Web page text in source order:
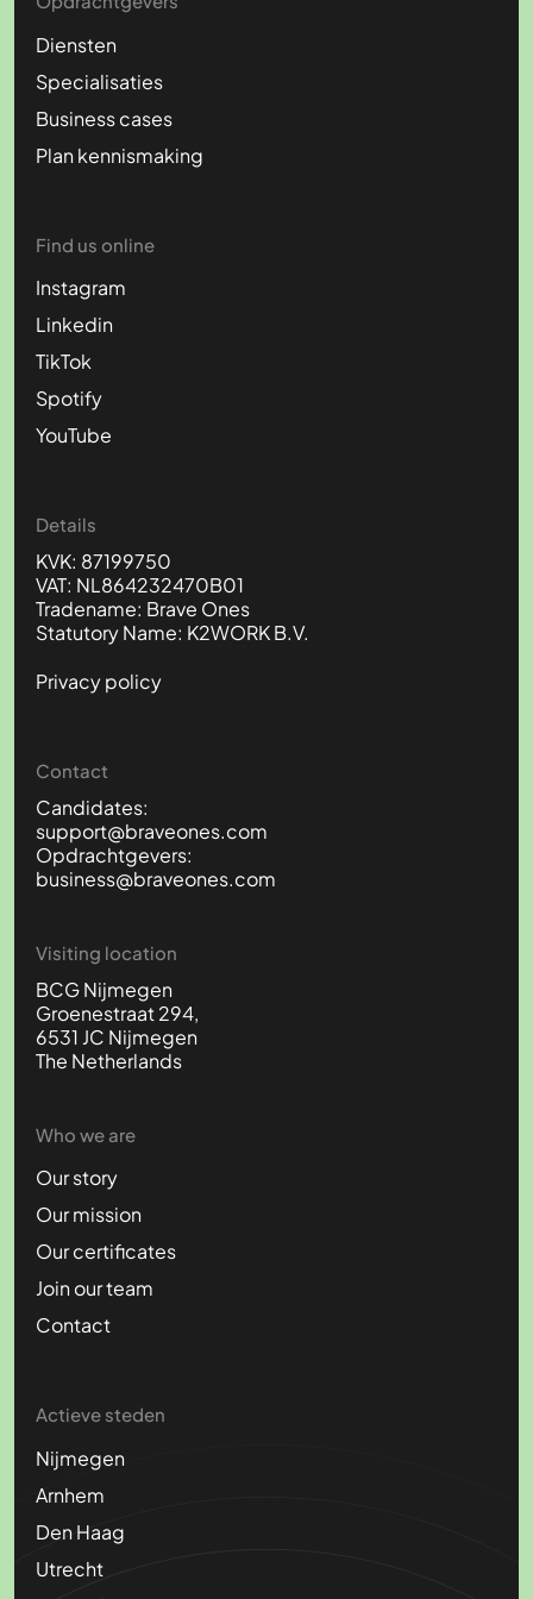
Diensten
Specialisaties
Business cases
Plan kennismaking
Find us online
Instagram
Linkedin
TikTok
Spotify
YouTube
Details
KVK: 87199750
VAT: NL864232470B01
Tradename: Brave Ones
Statutory Name: K2WORK B.V.
Privacy policy
Contact
Candidates:
support@braveones.com
Opdrachtgevers:
business@braveones.com
Visiting location
BCG Nijmegen
Groenestraat 294,
6531 JC Nijmegen
The Netherlands
Who we are
Our story
Our mission
Our certificates
Join our team
Contact
Actieve steden
Nijmegen
Arnhem
Den Haag
Utrecht